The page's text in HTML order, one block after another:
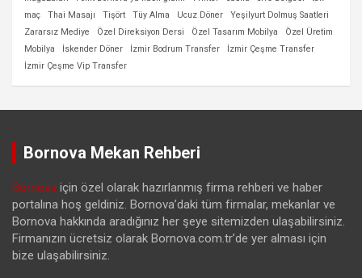
maç
Thai Masajı Tişört Tüy Alma Ucuz Döner
Yeşilyurt Dolmuş Saatleri
Zararsız Mediye
Özel Direksiyon Dersi Özel Tasarım Mobilya
Özel Üretim
Mobilya
İskender Döner İzmir Bodrum Transfer
İzmir Çeşme Transfer
İzmir Çeşme Vip Transfer
Bornova Mekan Rehberi
Bornova için özel olarak hazırlanmış firma rehberi ve haber
portalına hoş geldiniz. Bornova’daki tüm firmalar, mekanlar ve
Bornova hakkında aradığınız her şeye sitemizden ulaşabilirsiniz.
Firmanızın ücretsiz olarak Bornova.com.tr’de yer alması için
bize ulaşabilirsiniz.